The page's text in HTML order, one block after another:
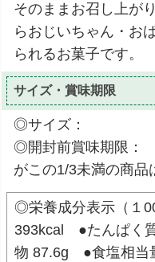
そのままお召し上が
らおじいちゃん・お
られるお菓子です。
サイズ・賞味期限
◎サイズ：
◎開封前賞味期限：
がこの1/3未満の商品
◎栄養成分表示（１
393kcal ●たんぱく
物 87.6g ●食塩相当